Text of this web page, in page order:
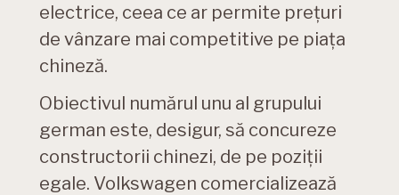
electrice, ceea ce ar permite prețuri
de vânzare mai competitive pe piața
chineză.
Obiectivul numărul unu al grupului
german este, desigur, să concureze
constructorii chinezi, de pe poziții
egale. Volkswagen comercializează